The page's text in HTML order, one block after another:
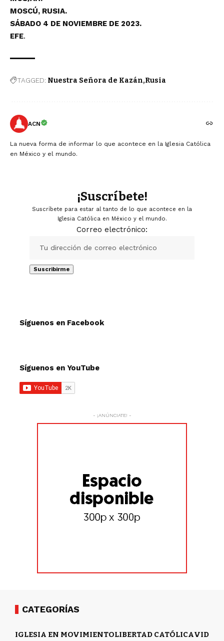
MOSCÚ, RUSIA.
SÁBADO 4 DE NOVIEMBRE DE 2023.
EFE.
TAGGED: Nuestra Señora de Kazán Rusia
ACN
La nueva forma de informar lo que acontece en la Iglesia Católica
en México y el mundo.
¡Suscríbete!
Suscríbete para estar al tanto de lo que acontece en la
Iglesia Católica en México y el mundo.
Correo electrónico:
Síguenos en Facebook
Síguenos en YouTube
- ¡ANÚNCIATE! -
CATEGORÍAS
IGLESIA EN MOVIMIENTOLIBERTAD CATÓLICAVIDA